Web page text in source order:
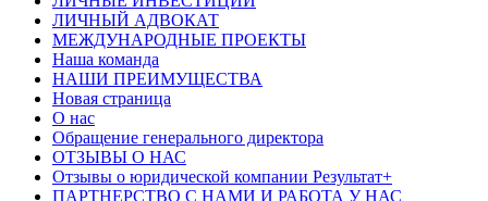
ЛИЧНЫЙ АДВОКАТ
МЕЖДУНАРОДНЫЕ ПРОЕКТЫ
Наша команда
НАШИ ПРЕИМУЩЕСТВА
Новая страница
О нас
Обращение генерального директора
ОТЗЫВЫ О НАС
Отзывы о юридической компании Результат+
ПАРТНЕРСТВО С НАМИ И РАБОТА У НАС